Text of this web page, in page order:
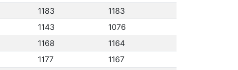
1183
1183
1143
1076
1168
1164
1177
1167